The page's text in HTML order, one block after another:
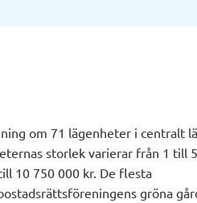
om 71 lägenheter i centralt
storlek varierar från 1 till
10 750 000 kr. De flesta
gröna